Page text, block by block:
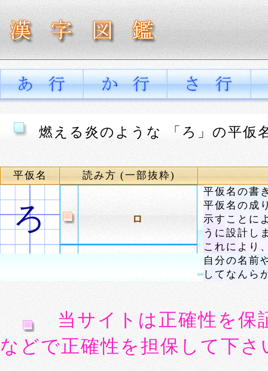
燃える炎のような 「ろ」の平仮
平仮名 読み方 (一部抜粋)
ろ ロ
平仮名の書
平仮名の成
示すことに
うに設計し
これにより
自分の名前
してなんら
当サイトは正確性を
などで正確性を担保して下さ